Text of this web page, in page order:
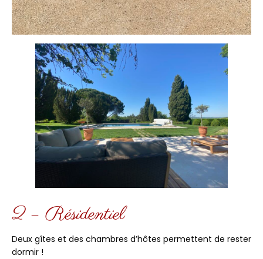
2 – Résidentiel
Deux gîtes et des chambres d’hôtes permettent de rester
dormir !